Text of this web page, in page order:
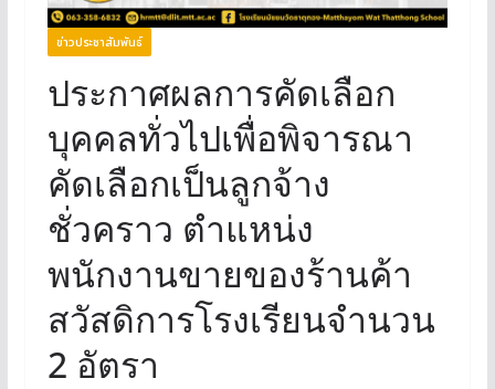
ข่าวประชาสัมพันธ์
ประกาศผลการคัดเลือก
บุคคลทั่วไปเพื่อพิจารณา
คัดเลือกเป็นลูกจ้าง
ชั่วคราว ตำแหน่ง
พนักงานขายของร้านค้า
สวัสดิการโรงเรียนจำนวน
2 อัตรา